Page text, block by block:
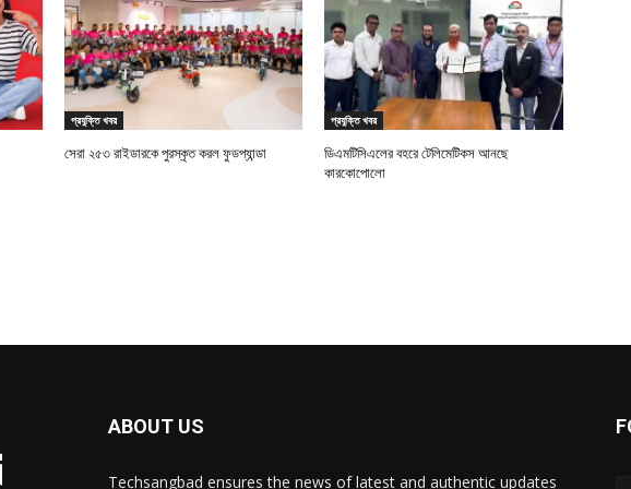
প্রযুক্তি খবর
সেরা ২৫৩ রাইডারকে পুরস্কৃত করল ফুডপ্যান্ডা
প্রযুক্তি খবর
ডিএমটিসিএলের বহরে টেলিমেটিকস আনছে
কারকোপোলো
ABOUT US
Techsangbad ensures the news of latest and authentic updates